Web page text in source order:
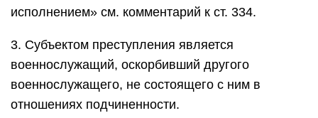
исполнением» см. комментарий к ст. 334.
3. Субъектом преступления является
военнослужащий, оскорбивший другого
военнослужащего, не состоящего с ним в
отношениях подчиненности.